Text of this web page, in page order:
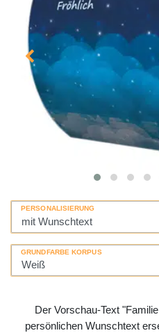
PERSONALISIERUNG
GRUNDFARBE KORPUS
Der Vorschau-Text
persönlichen Wunschtext